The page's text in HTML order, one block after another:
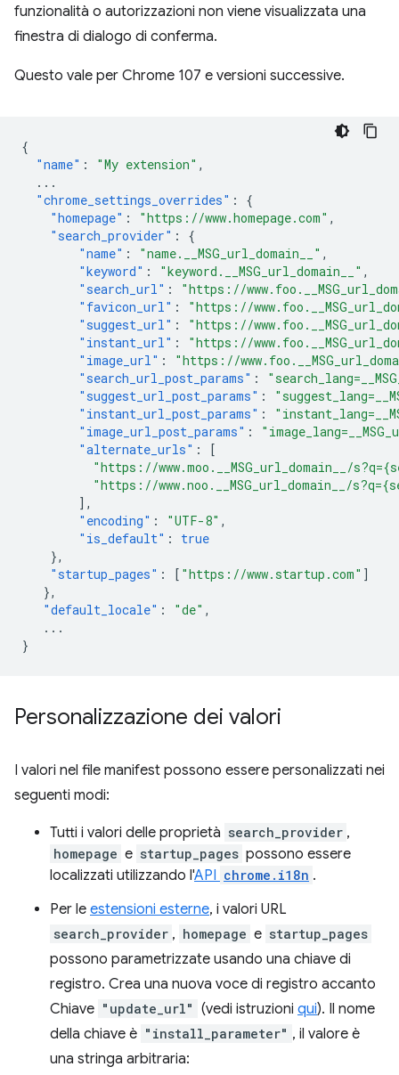
funzionalità o autorizzazioni non viene visualizzata una
finestra di dialogo di conferma.
Questo vale per Chrome 107 e versioni successive.
{
"name" : "My extension" ,
...
"chrome_settings_overrides" :
{
"homepage" : "https://www.homepage.com" ,
"search_provider" :
{
"name" : "name.__MSG_url_domain__" ,
"keyword" : "keyword.__MSG_url_domain__" ,
"search_url" :
"https://
"favicon_url" :
"https://
"suggest_url" :
"https://
"instant_url" :
"https://
"image_url" :
"https://
"search_url_post_params" :
"suggest_url_post_params" :
"instant_url_post_params" :
"image_url_post_params" :
"alternate_urls" :
[
"https://www.moo.__MSG_url_domain__/
"https://www.noo.__MSG_url_domain__/
],
"encoding" : "UTF-8" ,
"is_default" :
true
},
"startup_pages" : [ "https://www.startup.com" ]
},
"default_locale" : "de" ,
...
}
Personalizzazione dei valori
I valori nel file manifest possono essere personalizzati nei
seguenti modi:
Tutti i valori delle proprietà search_provider ,
homepage e startup_pages possono essere
localizzati utilizzando l'API chrome.i18n .
Per le estensioni esterne, i valori URL
search_provider , homepage e startup_pages
possono parametrizzate usando una chiave di
registro. Crea una nuova voce di registro accanto
Chiave "update_url" (vedi istruzioni qui). Il nome
della chiave è "install_parameter" , il valore è
una stringa arbitraria: